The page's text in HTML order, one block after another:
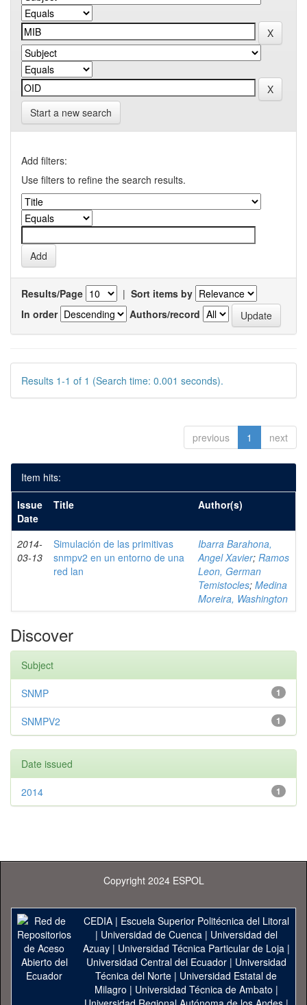
Start a new search
Add filters:
Use filters to refine the search results.
Results/Page | Sort items by
In order
Authors/record
Results 1-1 of 1 (Search time: 0.001 seconds).
previous 1 next
Item hits:
Issue
Date
Title Author(s)
2014-
03-13
Simulación de las primitivas
snmpv2 en un entorno de una
red lan
Ibarra Barahona,
Angel Xavier; Ramos
Leon, German
Temistocles; Medina
Moreira, Washington
Discover
Subject
1
SNMP
1
SNMPV2
Date issued
1
2014
Copyright 2024 ESPOL
CEDIA| Escuela Superior Politécnica del Litoral
| Universidad de Cuenca| Universidad del
Azuay| Universidad Técnica Particular de Loja|
Universidad Central del Ecuador| Universidad
Técnica del Norte | Universidad Estatal de
Milagro | Universidad Técnica de Ambato |